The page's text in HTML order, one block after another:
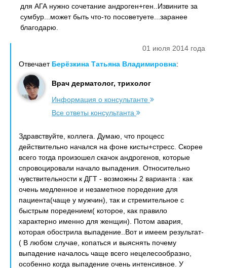
для АГА нужно сочетание андроген+ген..Извините за
сумбур...может быть что-то посоветуете...заранее
благодарю.
01 июля 2014 года
Отвечает Берёзкина Татьяна Владимировна:
Врач дерматолог, трихолог
Информация о консультанте
Все ответы консультанта
Здравствуйте, коллега. Думаю, что процесс
действительно начался на фоне кисты+стресс. Скорее
всего тогда произошел скачок андрогенов, которые
спровоцировали начало выпадения. Относительно
чувствительности к ДГТ - возможны 2 варианта : как
очень медленное и незаметное поредение для
пациента(чаще у мужчин), так и стремительное с
быстрым поредением( которое, как правило
характерно именно для женщин). Потом авария,
которая обострила выпадение..Вот и имеем результат-
( В любом случае, копаться и выяснять почему
выпадение началось чаще всего нецелесообразно,
особенно когда выпадение очень интенсивное. У